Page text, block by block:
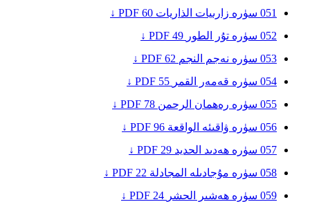
051 سۈرە زارىيات الذاريات 60
PDF ↓
052 سۈرە تۇر الطور 49
PDF ↓
053 سۈرە نەجم النجم 62
PDF ↓
054 سۈرە قەمەر القمر 55
PDF ↓
055 سۈرە رەھمان الرحمن 78
PDF ↓
056 سۈرە ۋاقىئە الواقعة 96
PDF ↓
057 سۈرە ھەدىد الحديد 29
PDF ↓
058 سۈرە مۇجادىلە المجادلة 22
PDF ↓
059 سۈرە ھەشىر الحشر 24
PDF ↓